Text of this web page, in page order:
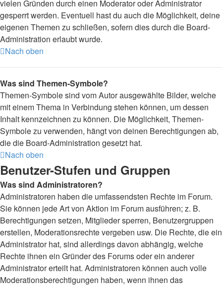
vielen Gründen durch einen Moderator oder Administrator
gesperrt werden. Eventuell hast du auch die Möglichkeit, deine
eigenen Themen zu schließen, sofern dies durch die Board-
Administration erlaubt wurde.
Nach oben
Was sind Themen-Symbole?
Themen-Symbole sind vom Autor ausgewählte Bilder, welche
mit einem Thema in Verbindung stehen können, um dessen
Inhalt kennzeichnen zu können. Die Möglichkeit, Themen-
Symbole zu verwenden, hängt von deinen Berechtigungen ab,
die die Board-Administration gesetzt hat.
Nach oben
Benutzer-Stufen und Gruppen
Was sind Administratoren?
Administratoren haben die umfassendsten Rechte im Forum.
Sie können jede Art von Aktion im Forum ausführen; z. B.
Berechtigungen setzen, Mitglieder sperren, Benutzergruppen
erstellen, Moderationsrechte vergeben usw. Die Rechte, die ein
Administrator hat, sind allerdings davon abhängig, welche
Rechte ihnen ein Gründer des Forums oder ein anderer
Administrator erteilt hat. Administratoren können auch volle
Moderationsberechtigungen haben, wenn ihnen das